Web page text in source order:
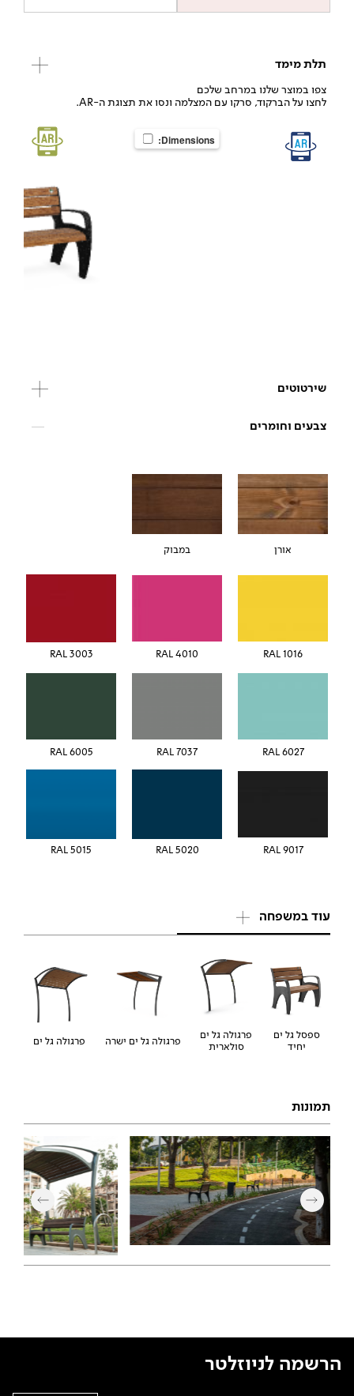
תלת מימד
צפו במוצר שלנו במרחב שלכם
לחצו על הברקוד, סרקו עם המצלמה ונסו את תצוגת ה-AR.
Dimensions:
שירטוטים
צבעים וחומרים
אורן במבוק
RAL 1016
RAL 4010
RAL 3003
RAL 6027
RAL 7037
RAL 6005
RAL 9017
5020 RAL
5015 RAL
עוד במשפחה
ספסל גל ים
יחיד
פרגולה גל ים
סולארית
פרגולה גל ים ישרה פרגולה גל ים
תמונות
הרשמה לניוזלטר